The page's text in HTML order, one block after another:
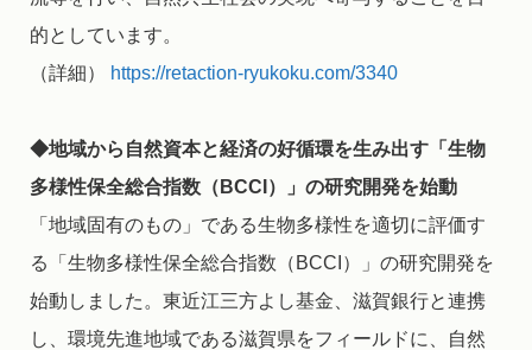
的としています。
（詳細）
https://retaction-ryukoku.com/3340
◆地域から自然資本と経済の好循環を生み出す「生物
多様性保全総合指数（BCCI）」の研究開発を始動
「地域固有のもの」である生物多様性を適切に評価す
る「生物多様性保全総合指数（BCCI）」の研究開発を
始動しました。東近江三方よし基金、滋賀銀行と連携
し、環境先進地域である滋賀県をフィールドに、自然